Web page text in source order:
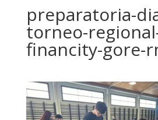
preparatoria-
torneo-
financity-gore-